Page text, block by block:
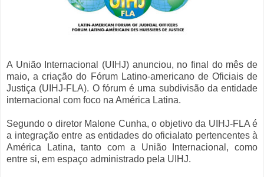
A União Internacional (UIHJ) anunciou, no final do mês de
maio, a criação do Fórum Latino-americano de Oficiais de
Justiça (UIHJ-FLA). O fórum é uma subdivisão da entidade
internacional com foco na América Latina.
Segundo o diretor Malone Cunha, o objetivo da UIHJ-FLA é
a integração entre as entidades do oficialato pertencentes à
América Latina, tanto com a União Internacional, como
entre si, em espaço administrado pela UIHJ.